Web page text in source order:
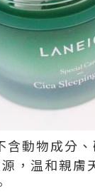
含動物成分
，温和親膚